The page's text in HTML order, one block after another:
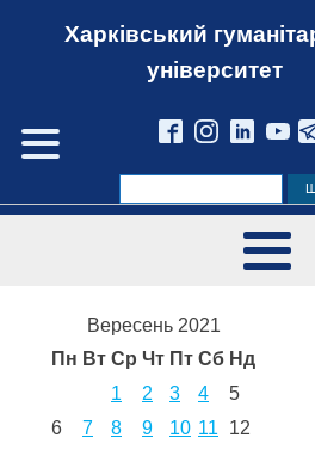
Харківський
університет
Вересень 2021
Пн Вт Ср Чт Пт Сб Нд
1
2 3 4
5
6
7 8 9 10 11
12